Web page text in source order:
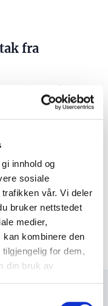
innhold og
sosiale
vår. Vi deler
bruker nettstedet
medier,
kombinere den
for dem,
din bruk av
fra